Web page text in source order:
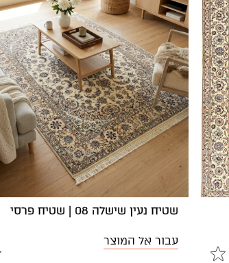
שטיח נעין שישלה 08 | שטיח פרסי
עבור אל המוצר